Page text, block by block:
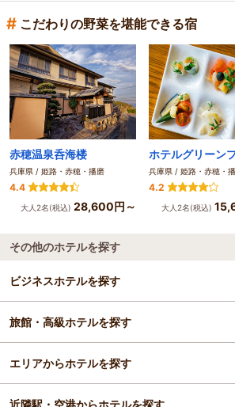
# こだわりの野菜を堪能できる宿
赤穂温泉呑海楼
兵庫県 / 姫路・赤穂・播磨
4.4
大人2名(税込) 28,600円～
兵庫県 / 姫路・赤穂・
4.2
大人2名(税込)
その他のホテルを探す
ビジネスホテルを探す
兵庫県
姫路・赤穂・播磨
姫路・加古川
旅館・高級ホテルを探す
兵庫県
エリアからホテルを探す
兵庫県
近隣駅・空港からホテルを探す